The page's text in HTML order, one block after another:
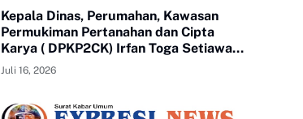
Kepala Dinas, Perumahan, Kawasan
Permukiman Pertanahan dan Cipta
Karya ( DPKP2CK) Irfan Toga Setiawan,
SE.MM, mengikuti Pendidikan
Kepemimpinan Nasional ( PKN) Tingkat
Juli 16, 2026